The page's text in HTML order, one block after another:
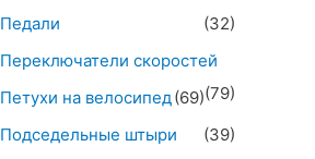
Педали
(32)
Переключатели скоростей
(79)
Петухи на велосипед(69)
Подседельные штыри
(39)